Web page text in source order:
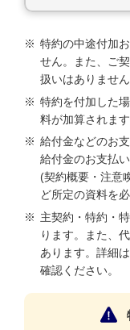
※ 特約の中途付加
せん。また、ご
扱いはありません
※ 特約を付加した
料が加算されます
※ 給付金などのお
給付金のお支払
(契約概要・注意
ど所定の資料を
※ 主契約・特約・
ります。また、
あります。詳細
確認ください。